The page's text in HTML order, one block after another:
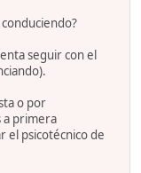
seguir con el
o por
a primera
el psicotécnico de